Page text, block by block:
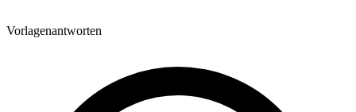
Vorlagenantworten